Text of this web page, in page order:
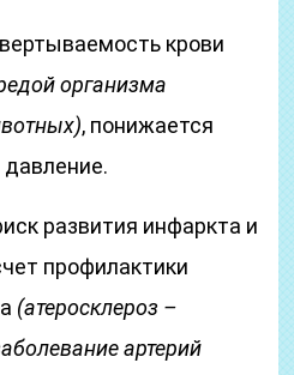
крови
организма
, понижается
давление.
развития инфаркта и
профилактики
(атеросклероз –
артерий